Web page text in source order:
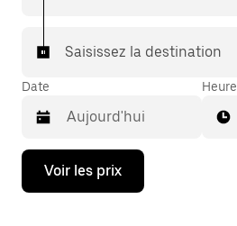
Saisissez la destination
Date
Appuyez
la
Heure
Voir les prix